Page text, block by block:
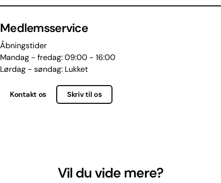
Medlemsservice
Åbningstider
Mandag - fredag: 09:00 - 16:00
Lørdag - søndag: Lukket
Kontakt os Skriv til os
Vil du vide mere?